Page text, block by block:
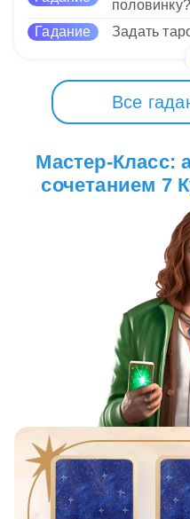
половинку?
Гадание Задать
Все
Мастер-Класс:
сочетанием 7